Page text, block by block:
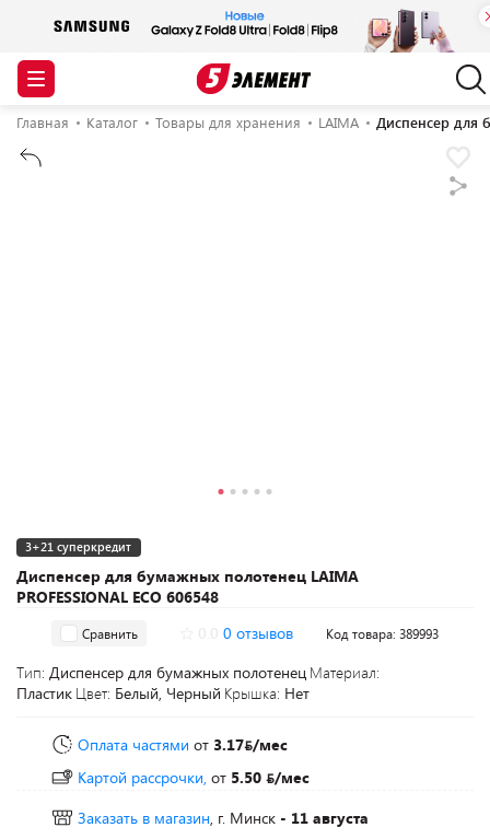
Главная Каталог Товары для хранения LAIMA Диспенсер для
Диспенсер для бумажных полотенец LAIMA
PROFESSIONAL ECO 606548
3+21 суперкредит
Сравнить 0 отзывов Код товара: 389993
Тип: Диспенсер для бумажных полотенец Материал:
Пластик Цвет: Белый, Черный Крышка: Нет
Оплата частями от 3.17 /мес
Картой рассрочки, от 5.50
/мес
Заказать в магазин, г. Минск - 11 августа